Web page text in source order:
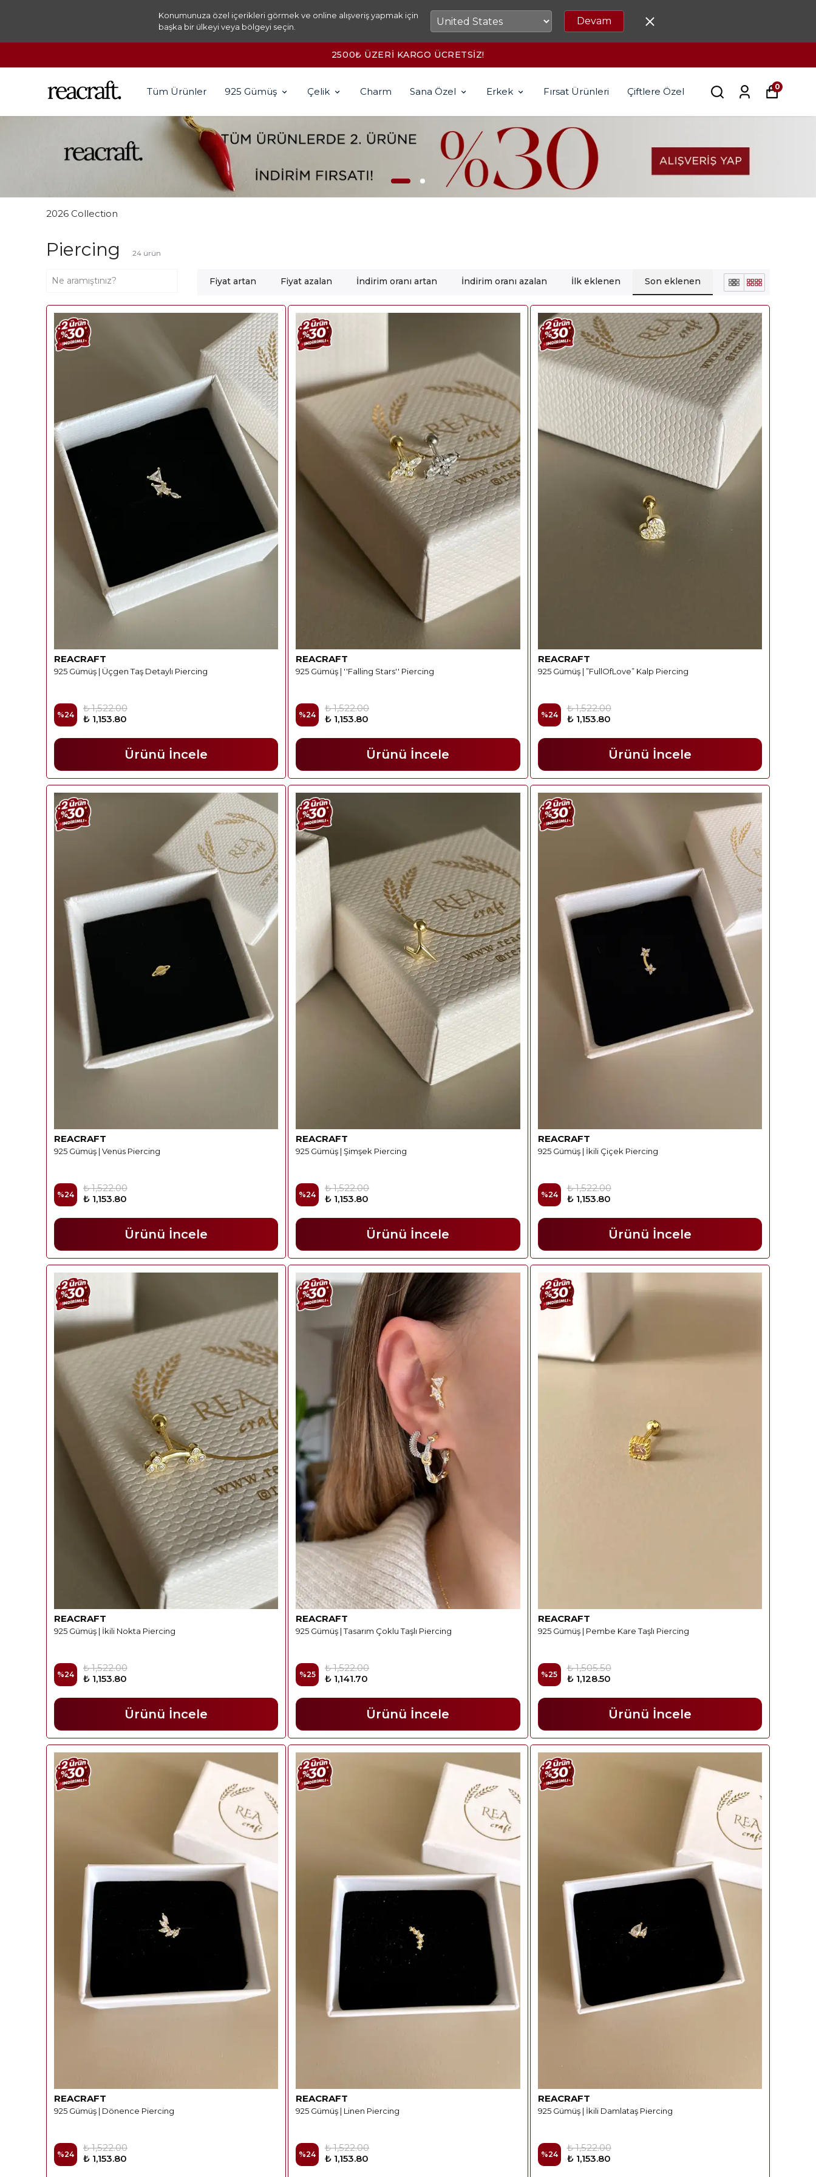
Konumunuza özel içerikleri görmek ve online alışveriş yapmak için
başka bir ülkeyi veya bölgeyi seçin.
Devam
2500₺ ÜZERİ KARGO ÜCRETSİZ!
Tüm Ürünler 925 Gümüş Çelik Charm Sana Özel Erkek Fırsat Ürünleri Çiftlere Özel 0
2026 Collection
Piercing 24 ürün
Fiyat artan Fiyat azalan İndirim oranı artan İndirim oranı azalan İlk eklenen Son eklenen
REACRAFT
925 Gümüş | Üçgen Taş Detaylı Piercing
%24
₺ 1,522.00
₺ 1,153.80
Ürünü İncele
REACRAFT
925 Gümüş | ''Falling Stars'' Piercing
%24
₺ 1,522.00
₺ 1,153.80
Ürünü İncele
REACRAFT
925 Gümüş | ”FullOfLove” Kalp Piercing
%24
₺ 1,522.00
₺ 1,153.80
Ürünü İncele
REACRAFT
925 Gümüş | Venüs Piercing
%24
₺ 1,522.00
₺ 1,153.80
Ürünü İncele
REACRAFT
925 Gümüş | Şimşek Piercing
%24
₺ 1,522.00
₺ 1,153.80
Ürünü İncele
REACRAFT
925 Gümüş | İkili Çiçek Piercing
%24
₺ 1,522.00
₺ 1,153.80
Ürünü İncele
REACRAFT
925 Gümüş | İkili Nokta Piercing
%24
₺ 1,522.00
₺ 1,153.80
Ürünü İncele
REACRAFT
925 Gümüş | Tasarım Çoklu Taşlı Piercing
%25
₺ 1,522.00
₺ 1,141.70
Ürünü İncele
REACRAFT
925 Gümüş | Pembe Kare Taşlı Piercing
%25
₺ 1,505.50
₺ 1,128.50
Ürünü İncele
REACRAFT
925 Gümüş | Dönence Piercing
%24
₺ 1,522.00
₺ 1,153.80
REACRAFT
925 Gümüş | Linen Piercing
%24
₺ 1,522.00
₺ 1,153.80
REACRAFT
925 Gümüş | İkili Damlataş Piercing
%24
₺ 1,522.00
₺ 1,153.80